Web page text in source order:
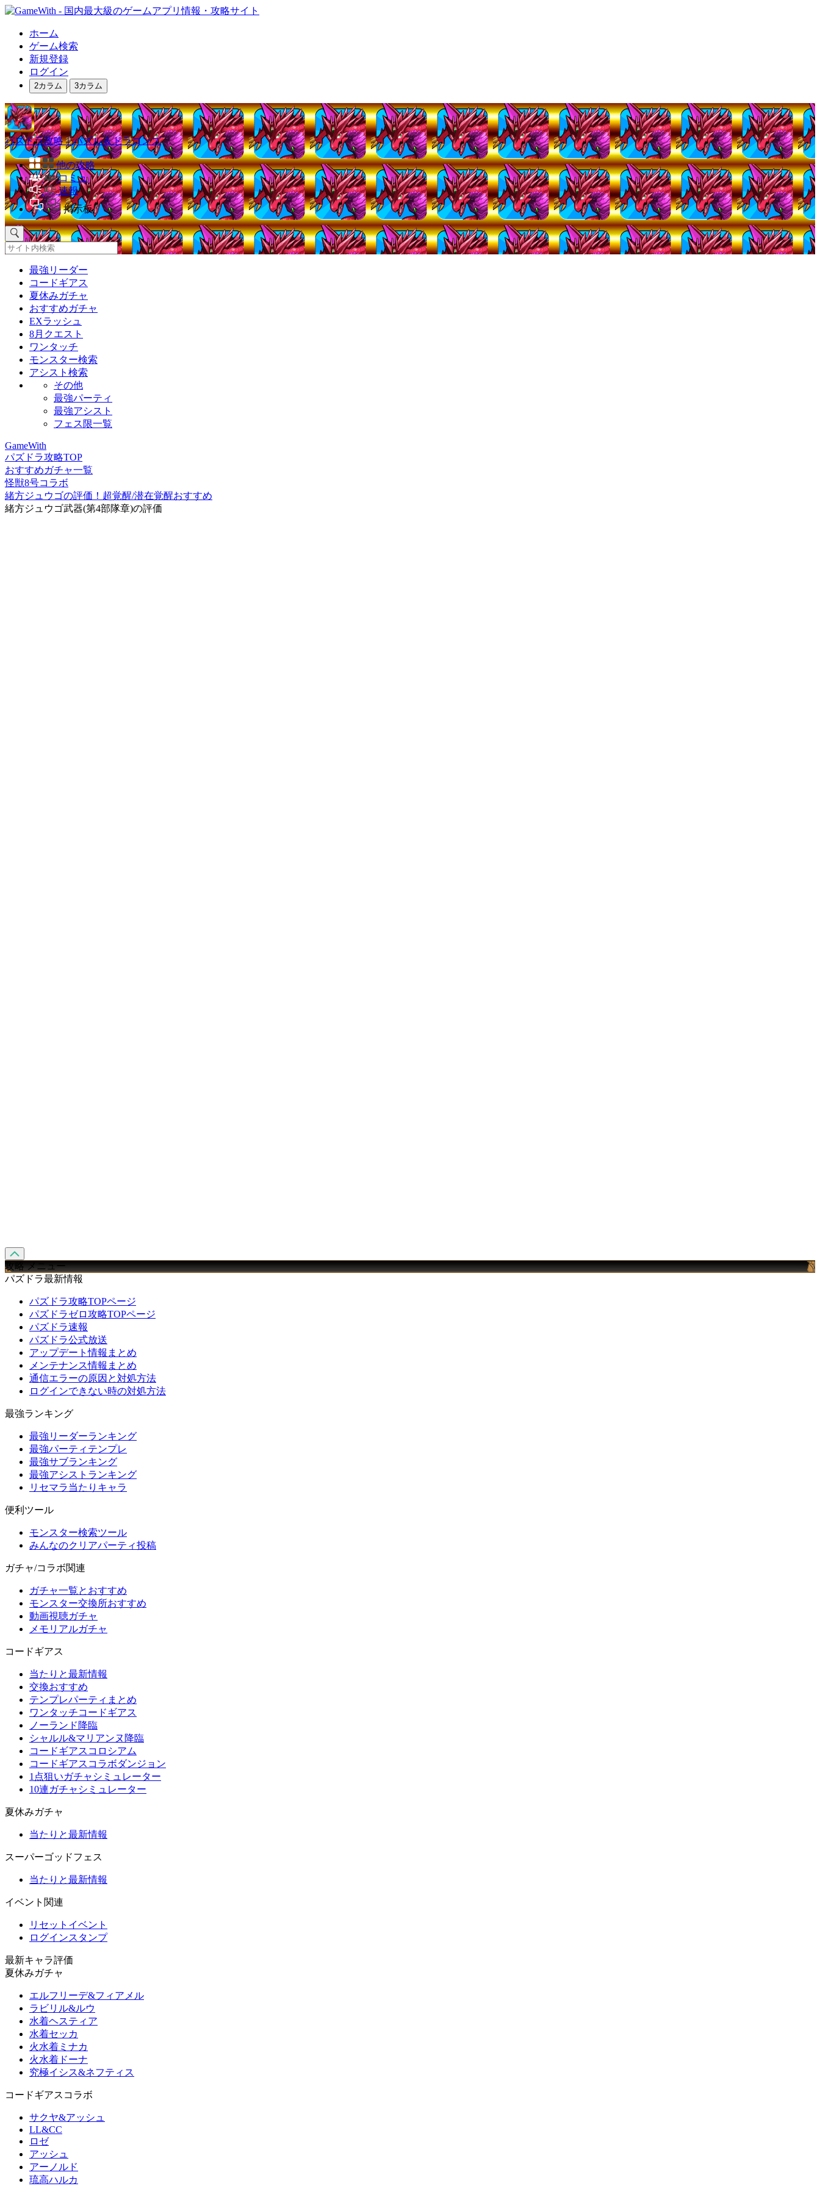
ホーム
ゲーム検索
新規登録
ログイン
2カラム 3カラム
パズドラ攻略｜パズル＆ドラゴンズ
他の攻略
コミュ
速報
掲示板
最強リーダー
コードギアス
夏休みガチャ
おすすめガチャ
EXラッシュ
8月クエスト
ワンタッチ
モンスター検索
アシスト検索
その他
最強パーティ
最強アシスト
フェス限一覧
GameWith
パズドラ攻略TOP
おすすめガチャ一覧
怪獣8号コラボ
緒方ジュウゴの評価！超覚醒/潜在覚醒おすすめ
緒方ジュウゴ武器(第4部隊章)の評価
攻略 メニュー
パズドラ最新情報
パズドラ攻略TOPページ
パズドラゼロ攻略TOPページ
パズドラ速報
パズドラ公式放送
アップデート情報まとめ
メンテナンス情報まとめ
通信エラーの原因と対処方法
ログインできない時の対処方法
最強ランキング
最強リーダーランキング
最強パーティテンプレ
最強サブランキング
最強アシストランキング
リセマラ当たりキャラ
便利ツール
モンスター検索ツール
みんなのクリアパーティ投稿
ガチャ/コラボ関連
ガチャ一覧とおすすめ
モンスター交換所おすすめ
動画視聴ガチャ
メモリアルガチャ
コードギアス
当たりと最新情報
交換おすすめ
テンプレパーティまとめ
ワンタッチコードギアス
ノーランド降臨
シャルル&マリアンヌ降臨
コードギアスコロシアム
コードギアスコラボダンジョン
1点狙いガチャシミュレーター
10連ガチャシミュレーター
夏休みガチャ
当たりと最新情報
スーパーゴッドフェス
当たりと最新情報
イベント関連
リセットイベント
ログインスタンプ
最新キャラ評価
夏休みガチャ
エルフリーデ&フィアメル
ラビリル&ルウ
水着ヘスティア
水着セッカ
火水着ミナカ
火水着ドーナ
究極イシス&ネフティス
コードギアスコラボ
サクヤ&アッシュ
LL&CC
ロゼ
アッシュ
アーノルド
琉高ハルカ